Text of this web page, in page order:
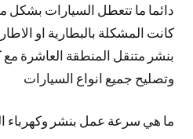
دائما ما تتعطل السيارات
كانت المشكلة بالبطارية او
بنشر متنقل المنطقة العاشرة
وتصليح جميع انواع السيارات
ما هي سرعة عمل بنشر وكهرباء